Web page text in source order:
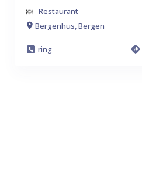
Restaurant
Bergenhus, Bergen
ring